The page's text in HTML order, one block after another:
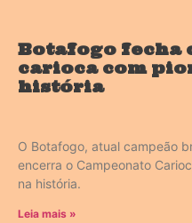
Botafogo fecha
carioca com
história
O Botafogo, atual campeão
encerra o Campeonato
na história.
Leia mais »